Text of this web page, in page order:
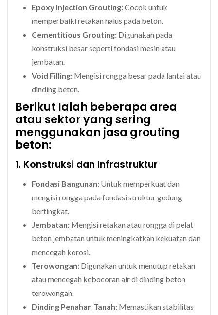
Epoxy Injection Grouting:Cocok untuk
memperbaiki retakan halus pada beton.
Cementitious Grouting: Digunakan pada
konstruksi besar seperti fondasi mesin atau
jembatan.
Void Filling: Mengisi rongga besar pada lantai atau
dinding beton.
Berikut Ialah beberapa area
atau sektor yang sering
menggunakan jasa grouting
beton:
1. Konstruksi dan Infrastruktur
Fondasi Bangunan: Untuk memperkuat dan
mengisi rongga pada fondasi struktur gedung
bertingkat.
Jembatan: Mengisi retakan atau rongga di pelat
beton jembatan untuk meningkatkan kekuatan dan
mencegah korosi.
Terowongan: Digunakan untuk menutup retakan
atau mencegah kebocoran air di dinding beton
terowongan.
Dinding Penahan Tanah: Memastikan stabilitas